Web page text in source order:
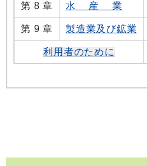
第 8 章 水 産 業
第 9 章 製造業及び鉱業
利用者のために